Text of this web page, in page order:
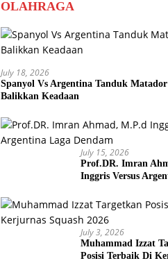
OLAHRAGA
July 18, 2026
Spanyol Vs Argentina Tanduk
Balikkan Keadaan
July 15, 2026
Prof.DR. Imran
Inggris Versus
July 3, 2026
Muhammad Izzat
Posisi Terbaik Di